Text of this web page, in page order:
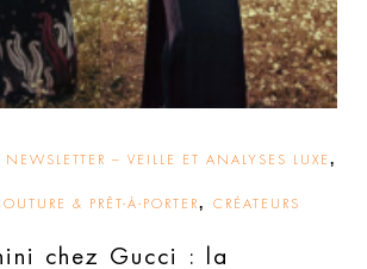
NEWSLETTER – VEILLE ET ANALYSES LUXE ,
& PRÊT-À-PORTER, CRÉATEURS
chez Gucci : la